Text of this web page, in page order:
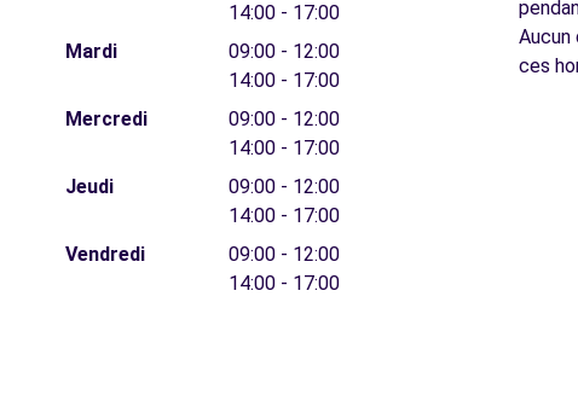
14:00 - 17:00
Mardi
09:00 - 12:00
14:00 - 17:00
Mercredi
09:00 - 12:00
14:00 - 17:00
Jeudi
09:00 - 12:00
14:00 - 17:00
Vendredi
09:00 - 12:00
14:00 - 17:00
ces